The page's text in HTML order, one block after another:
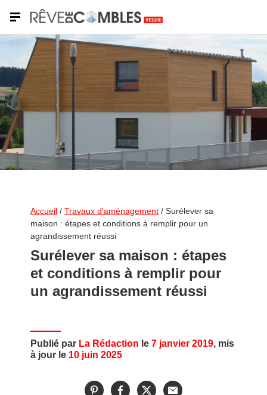
Accueil / Travaux d'aménagement / Surélever sa
maison : étapes et conditions à remplir pour un
agrandissement réussi
Surélever sa maison : étapes
et conditions à remplir pour
un agrandissement réussi
Publié par La Rédaction le 7 janvier 2019, mis
à jour le 10 juin 2025